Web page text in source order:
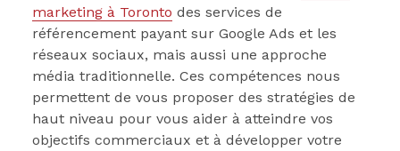
marketing à Toronto des services de
référencement payant sur Google Ads et les
réseaux sociaux, mais aussi une approche
média traditionnelle. Ces compétences nous
permettent de vous proposer des stratégies de
haut niveau pour vous aider à atteindre vos
objectifs commerciaux et à développer votre